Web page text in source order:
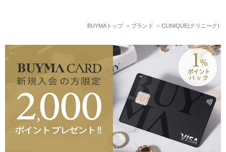
BUYMAトップ ブランド CLINIQUE(クリニーク)